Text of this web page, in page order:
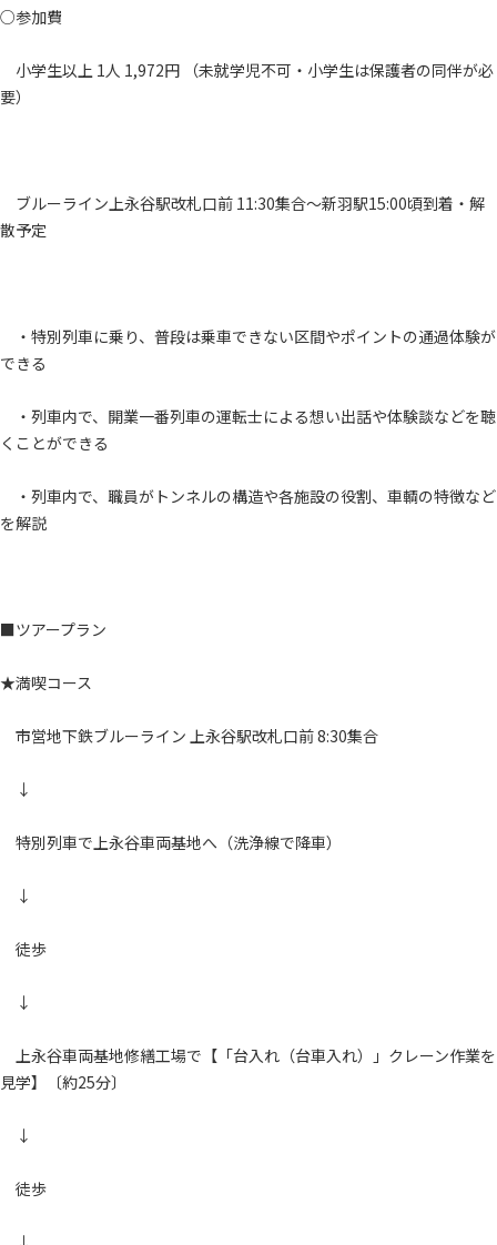
○参加費
小学生以上 1人 1,972円 （未就学児不可・小学生は保護者の同伴が必
要）
ブルーライン上永谷駅改札口前 11:30集合～新羽駅15:00頃到着・解
散予定
・特別列車に乗り、普段は乗車できない区間やポイントの通過体験が
できる
・列車内で、開業一番列車の運転士による想い出話や体験談などを聴
くことができる
・列車内で、職員がトンネルの構造や各施設の役割、車輌の特徴など
を解説
■ツアープラン
★満喫コース
市営地下鉄ブルーライン 上永谷駅改札口前 8:30集合
↓
特別列車で上永谷車両基地へ（洗浄線で降車）
↓
徒歩
↓
上永谷車両基地修繕工場で【「台入れ（台車入れ）」クレーン作業を
見学】〔約25分〕
↓
徒歩